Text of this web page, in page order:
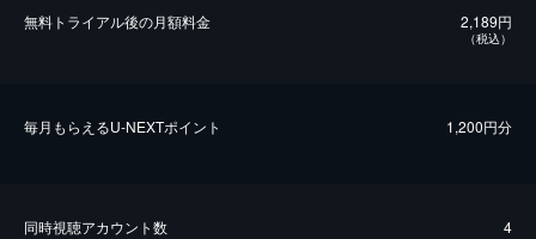
無料トライアル後の⽉額料金 2,189円
（税込）
毎⽉もらえるU-NEXTポイント 1,200円分
同時視聴アカウント数 4